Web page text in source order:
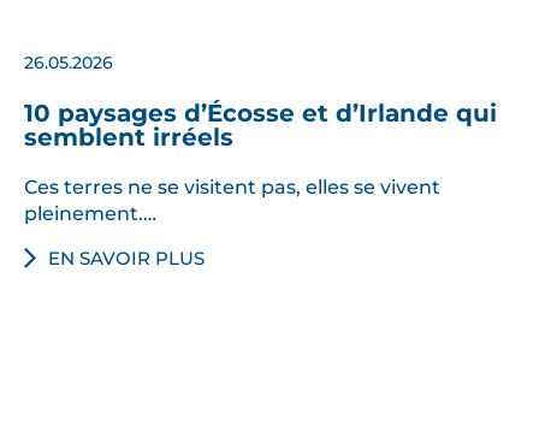
26.05.2026
10 paysages d’Écosse et d’Irlande qui
semblent irréels
Ces terres ne se visitent pas, elles se vivent
pleinement.…
EN SAVOIR PLUS